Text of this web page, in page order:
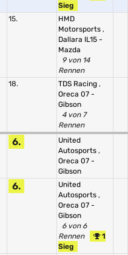
Sieg
15.
HMD
Motorsports ,
Dallara IL15 -
Mazda
9 von 14
Rennen
18. TDS Racing ,
Oreca 07 -
Gibson
4 von 7
Rennen
6.
United
Autosports ,
Oreca 07 -
Gibson
6.
United
Autosports ,
Oreca 07 -
Gibson
6 von 6
Rennen
1
Sieg